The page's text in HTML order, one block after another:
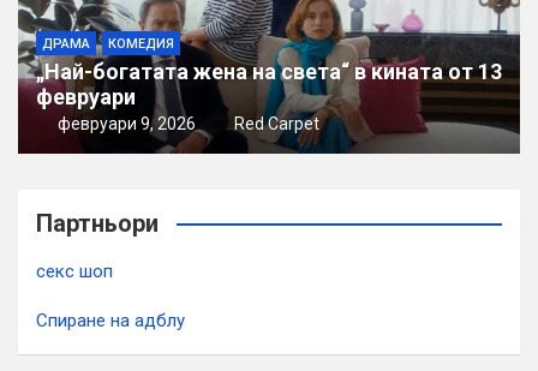
ДРАМА КОМЕДИЯ
„Най-богатата жена на света“ в кината от 13
февруари
февруари 9, 2026 Red Carpet
Партньори
секс шоп
Спиране на адблу